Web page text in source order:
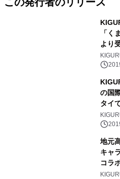
「く
より
の国
タイ
ーに
て講
地元
キャ
コラ
加